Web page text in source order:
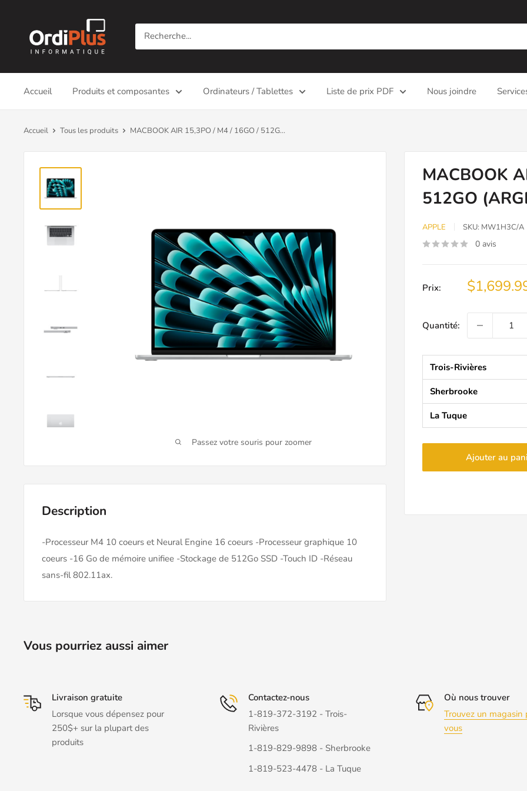
contenu
Accueil Produits et composantes Ordinateurs / Tablettes Liste de prix PDF Nous joindre
Accueil Tous les produits MACBOOK AIR 15,3PO / M4 / 16GO / 512G...
Passez votre souris pour zoomer
MACBOOK
512GO
APPLE SKU: MW1H3C/A
0 avis
Prix: Prix
Quantité:
Trois-Rivières
Sherbrooke
La Tuque
Ajouter au
Description
-Processeur M4 10 coeurs et Neural Engine 16 coeurs -Processeur graphique 10
coeurs -16 Go de mémoire unifiee -Stockage de 512Go SSD -Touch ID -Réseau
sans-fil 802.11ax.
Vous pourriez aussi aimer
Livraison gratuite
Lorsque vous dépensez pour
250$+ sur la plupart des
produits
Contactez-nous
1-819-372-3192 - Trois-
Rivières
1-819-829-9898 - Sherbrooke
1-819-523-4478 - La Tuque
Où nous trouver
Trouvez un magasin
vous